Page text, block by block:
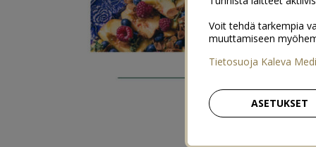
Voit tehdä tarkempia
muuttamiseen
Tietosuoja Kaleva
ASETUKSET